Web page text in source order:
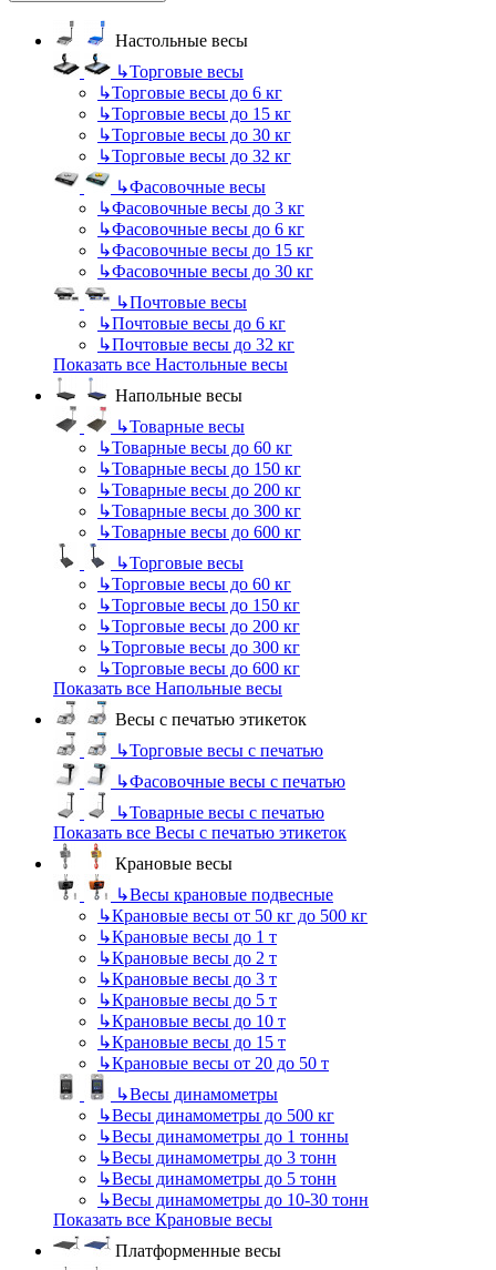
Настольные весы
↳Торговые весы
↳Торговые весы до 6 кг
↳Торговые весы до 15 кг
↳Торговые весы до 30 кг
↳Торговые весы до 32 кг
↳Фасовочные весы
↳Фасовочные весы до 3 кг
↳Фасовочные весы до 6 кг
↳Фасовочные весы до 15 кг
↳Фасовочные весы до 30 кг
↳Почтовые весы
↳Почтовые весы до 6 кг
↳Почтовые весы до 32 кг
Показать все Настольные весы
Напольные весы
↳Товарные весы
↳Товарные весы до 60 кг
↳Товарные весы до 150 кг
↳Товарные весы до 200 кг
↳Товарные весы до 300 кг
↳Товарные весы до 600 кг
↳Торговые весы
↳Торговые весы до 60 кг
↳Торговые весы до 150 кг
↳Торговые весы до 200 кг
↳Торговые весы до 300 кг
↳Торговые весы до 600 кг
Показать все Напольные весы
Весы с печатью этикеток
↳Торговые весы с печатью
↳Фасовочные весы с печатью
↳Товарные весы с печатью
Показать все Весы с печатью этикеток
Крановые весы
↳Весы крановые подвесные
↳Крановые весы от 50 кг до 500 кг
↳Крановые весы до 1 т
↳Крановые весы до 2 т
↳Крановые весы до 3 т
↳Крановые весы до 5 т
↳Крановые весы до 10 т
↳Крановые весы до 15 т
↳Крановые весы от 20 до 50 т
↳Весы динамометры
↳Весы динамометры до 500 кг
↳Весы динамометры до 1 тонны
↳Весы динамометры до 3 тонн
↳Весы динамометры до 5 тонн
↳Весы динамометры до 10-30 тонн
Показать все Крановые весы
Платформенные весы